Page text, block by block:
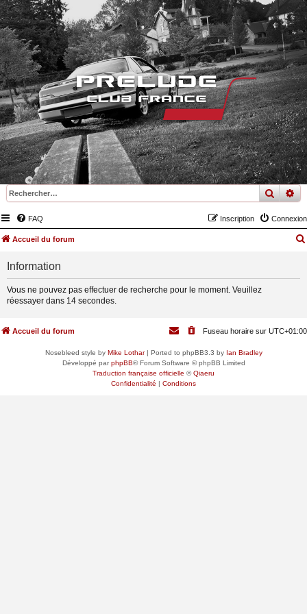
FAQ Connexion
Inscription
Accueil du forum
Information
Vous ne pouvez pas effectuer de recherche pour le moment. Veuillez
réessayer dans 14 secondes.
Accueil du forum Fuseau horaire sur UTC+01:00
Nosebleed style by Mike Lothar| Ported to phpBB3.3 by Ian Bradley
Développé parphpBB® Forum Software © phpBB Limited
Traduction française officielle ©Qiaeru
Confidentialité | Conditions